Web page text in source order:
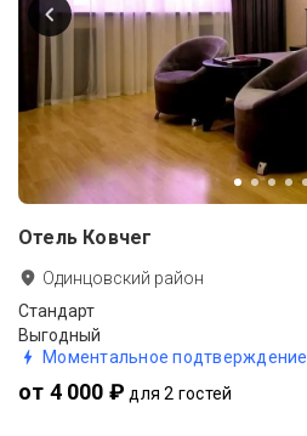
Отель Ковчег
Одинцовский район
Стандарт
Выгодный
Моментальное подтверждение
от 4 000 ₽ для 2 гостей